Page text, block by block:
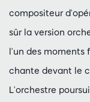
compositeur
sûr la version
l'un des moments
chante devant le
L'orchestre